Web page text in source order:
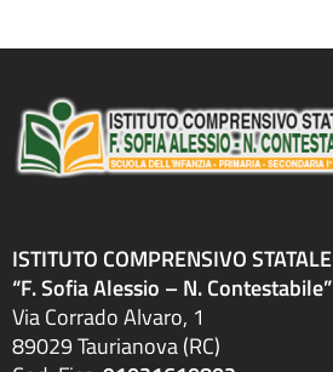
ISTITUTO COMPRENSIVO STATALE
“F. Sofia Alessio – N. Contestabile”
Via Corrado Alvaro, 1
89029 Taurianova (RC)